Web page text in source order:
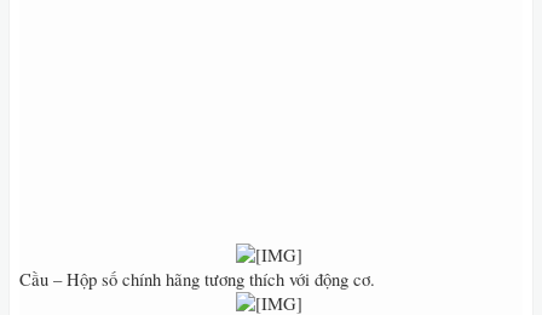
Cầu – Hộp số chính hãng tương thích với động cơ.